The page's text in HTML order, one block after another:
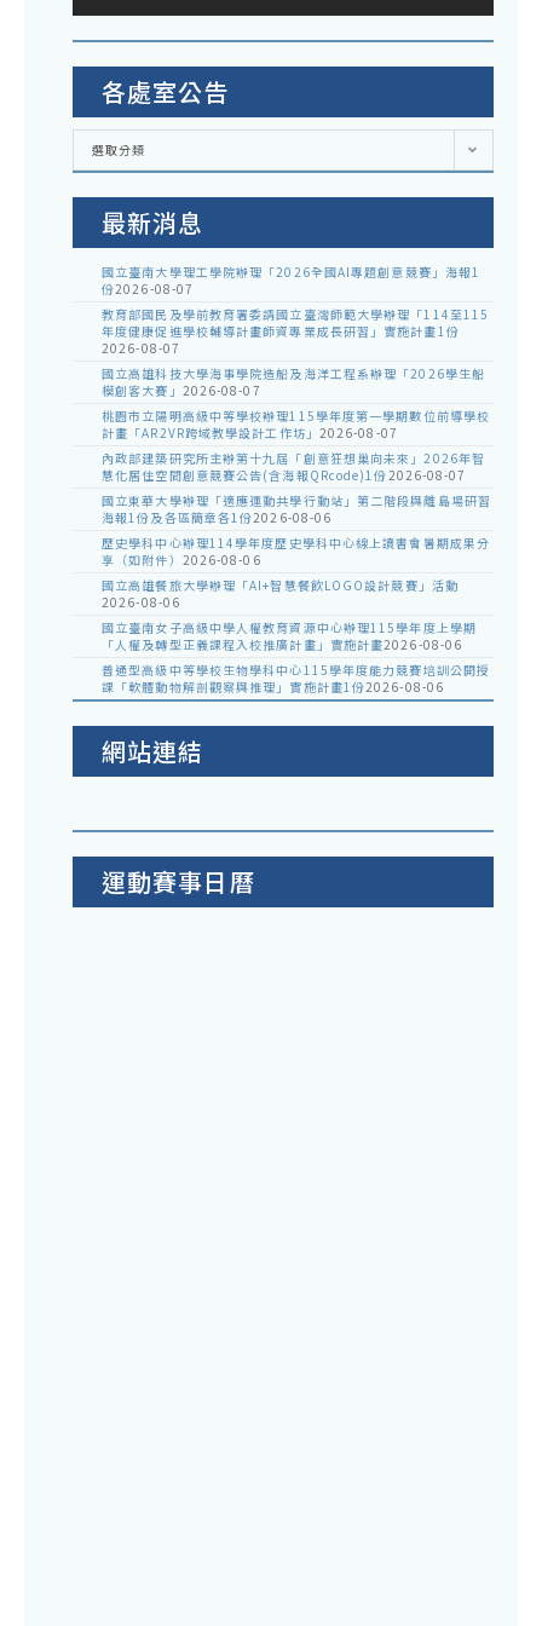
各處室公告
各
室
選取分類
最新消息
國立臺南大學理工學院辦理「2026全國AI專題創意競賽」海報1
份2026-08-07
教育部國民及學前教育署委請國立臺灣師範大學辦理「114至115
年度健康促進學校輔導計畫師資專業成長研習」實施計畫1份
2026-08-07
國立高雄科技大學海事學院造船及海洋工程系辦理「2026學生船
模創客大賽」 2026-08-07
桃園市立陽明高級中等學校辦理115學年度第一學期數位前導學校
計畫「AR2VR跨域教學設計工作坊」 2026-08-07
內政部建築研究所主辦第十九屆「創意狂想巢向未來」2026年智
慧化居住空間創意競賽公告(含海報QRcode)1份2026-08-07
國立東華大學辦理「適應運動共學行動站」第二階段與離島場研習
海報1份及各區簡章各1份2026-08-06
歷史學科中心辦理114學年度歷史學科中心線上讀書會暑期成果分
享（如附件） 2026-08-06
國立高雄餐旅大學辦理「AI+智慧餐飲LOGO設計競賽」活動
2026-08-06
國立臺南女子高級中學人權教育資源中心辦理115學年度上學期
「人權及轉型正義課程入校推廣計畫」實施計畫2026-08-06
普通型高級中等學校生物學科中心115學年度能力競賽培訓公開授
課「軟體動物解剖觀察與推理」實施計畫1份2026-08-06
網站連結
運動賽事日曆